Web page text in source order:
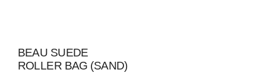
BEAU SUEDE
ROLLER BAG (SAND)